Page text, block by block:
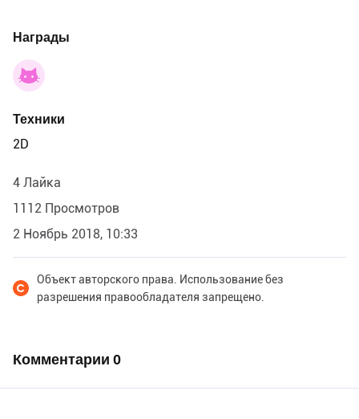
Награды
Техники
2D
4 Лайка
1112 Просмотров
2 Ноябрь 2018, 10:33
Объект авторского права. Использование без
разрешения правообладателя запрещено.
Комментарии 0